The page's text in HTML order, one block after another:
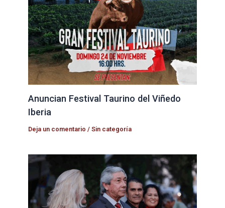
Anuncian Festival Taurino del Viñedo
Iberia
Deja un comentario /Sin categoría